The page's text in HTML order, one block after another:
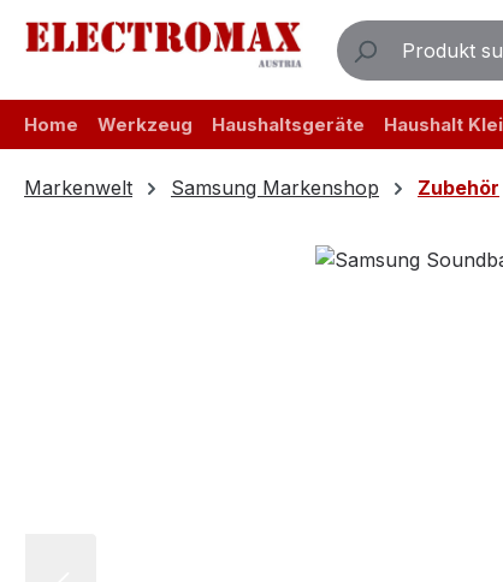
Hauptinhalt springen
Zur Suche springen
Zur Hauptnavigation springen
Home Werkzeug Haushaltsgeräte Haushalt
Markenwelt Samsung Markenshop Zubehör